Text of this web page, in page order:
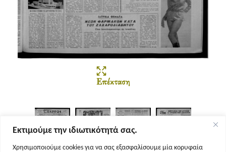
Εκτιμούμε την ιδιωτικότητά σας.
Χρησιμοποιούμε cookies για να σας εξασφαλίσουμε μία κορυφαία
Επέκταση